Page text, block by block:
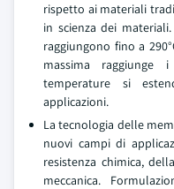
rispetto ai materiali
in scienza dei
raggiungono fino a
massima raggiunge
temperature si
applicazioni.
La tecnologia delle
nuovi campi di
resistenza chimica,
meccanica.